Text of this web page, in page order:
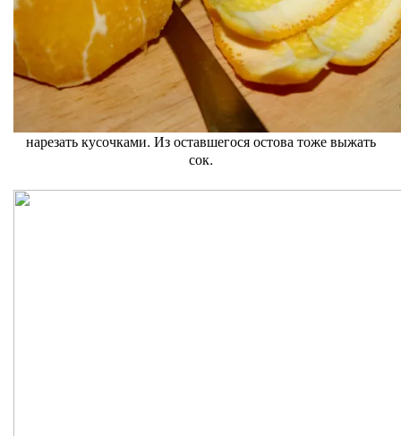
нарезать кусочками. Из оставшегося остова тоже выжать
сок.